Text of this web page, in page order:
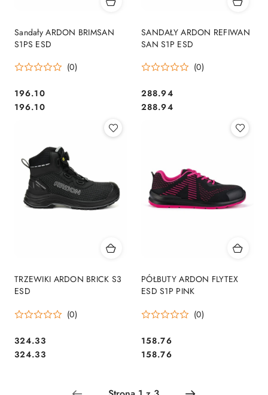
Sandały ARDON BRIMSAN
S1PS ESD
(0)
Cena:
196.10
Cena:
196.10
SANDAŁY ARDON REFIWAN
SAN S1P ESD
(0)
Cena:
288.94
Cena:
288.94
TRZEWIKI ARDON BRICK S3
ESD
(0)
Cena:
324.33
Cena:
324.33
PÓŁBUTY ARDON FLYTEX
ESD S1P PINK
(0)
Cena:
158.76
Cena:
158.76